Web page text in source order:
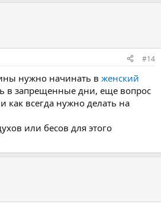
#14
нужно начинать в женский
в запрещенные дни, еще вопрос
как всегда нужно делать на
или бесов для этого